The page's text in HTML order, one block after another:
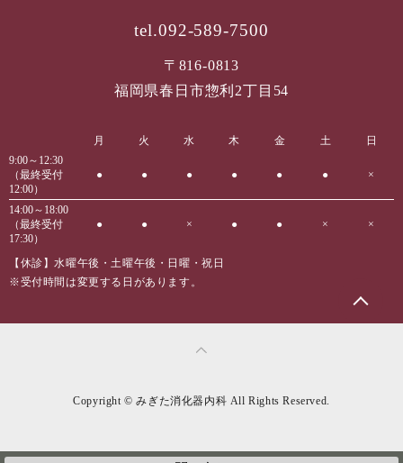
tel.092-589-7500
〒816-0813
福岡県春日市惣利2丁目54
月 火 水 木 金 土
日
9:00～12:30
（最終受付
12:00）
● ● ● ● ● ● ×
14:00～18:00
（最終受付
17:30）
● ● × ● ● × ×
【休診】水曜午後・土曜午後・日曜・祝日
※受付時間は変更する日があります。
Copyright © みぎた消化器内科 All Rights Reserved.